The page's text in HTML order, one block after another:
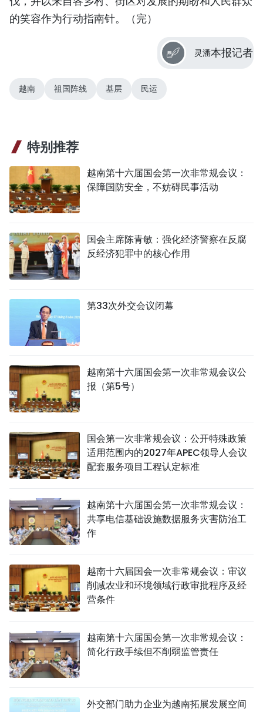
的笑容作为行动指南针。（完）
灵潘本报记者
越南 祖国阵线 基层 民运
特别推荐
越南第十六届国会第一次非常规会议：
保障国防安全，不妨碍民事活动
国会主席陈青敏：强化经济警察在反腐
反经济犯罪中的核心作用
第33次外交会议闭幕
越南第十六届国会第一次非常规会议公
报（第5号）
国会第一次非常规会议：公开特殊政策
适用范围内的2027年APEC领导人会议
配套服务项目工程认定标准
越南第十六届国会第一次非常规会议：
共享电信基础设施数据服务灾害防治工
作
越南十六届国会一次非常规会议：审议
削减农业和环境领域行政审批程序及经
营条件
越南第十六届国会第一次非常规会议：
简化行政手续但不削弱监管责任
外交部门助力企业为越南拓展发展空间